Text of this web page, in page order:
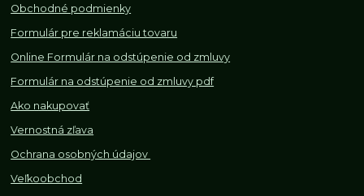
Obchodné podmienky
Formulár pre reklamáciu tovaru
Online Formulár na odstúpenie od zmluvy
Formulár na odstúpenie od zmluvy pdf
Ako nakupovať
Vernostná zľava
Ochrana osobných údajov
Veľkoobchod